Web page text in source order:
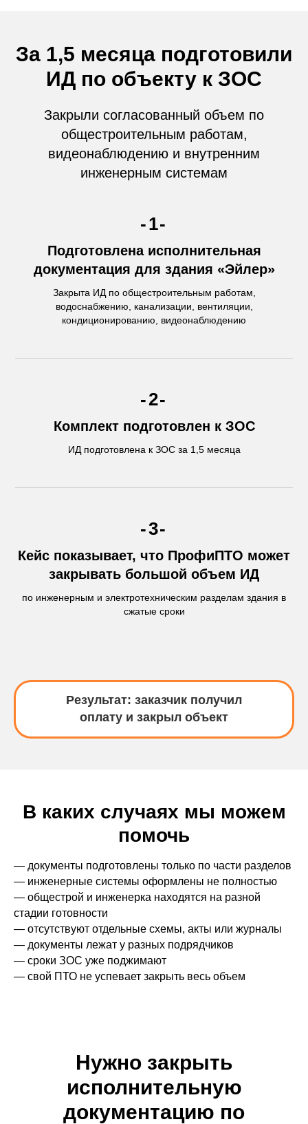
За 1,5 месяца подготовили
ИД по объекту к ЗОС
Закрыли согласованный объем по
общестроительным работам,
видеонаблюдению и внутренним
инженерным системам
-1-
Подготовлена исполнительная
документация для здания «Эйлер»
Закрыта ИД по общестроительным работам,
водоснабжению, канализации, вентиляции,
кондиционированию, видеонаблюдению
-2-
Комплект подготовлен к ЗОС
ИД подготовлена к ЗОС за 1,5 месяца
-3-
Кейс показывает, что ПрофиПТО может
закрывать большой объем ИД
по инженерным и электротехническим разделам здания в
сжатые сроки
Результат: заказчик получил
оплату и закрыл объект
В каких случаях мы можем
помочь
— документы подготовлены только по части разделов
— инженерные системы оформлены не полностью
— общестрой и инженерка находятся на разной
стадии готовности
— отсутствуют отдельные схемы, акты или журналы
— документы лежат у разных подрядчиков
— сроки ЗОС уже поджимают
— свой ПТО не успевает закрыть весь объем
Нужно закрыть
исполнительную
документацию по